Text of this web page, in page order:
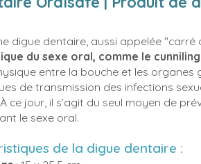
digue dentaire, aussi appelée "carré
du sexe oral, comme le
entre la bouche et les organes
de transmission des infections
ce jour, il s’agit du seul moyen de
le sexe oral.
de la digue dentaire :